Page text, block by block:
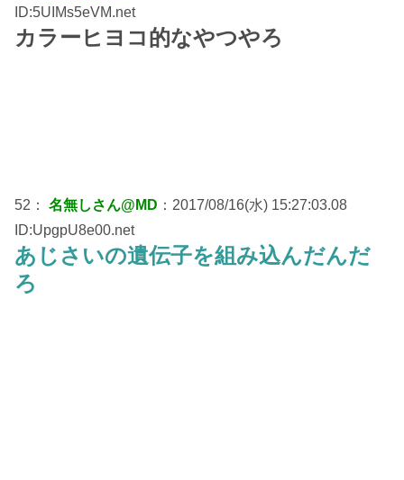
ID:5UIMs5eVM.net
カラーヒヨコ的なやつやろ
52： 名無しさん@MD ：2017/08/16(水) 15:27:03.08
ID:UpgpU8e00.net
あじさいの遺伝子を組み込んだんだ
ろ